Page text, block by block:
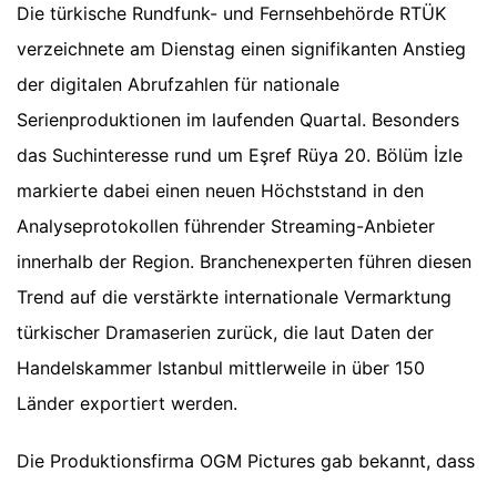
Die türkische Rundfunk- und Fernsehbehörde RTÜK
verzeichnete am Dienstag einen signifikanten Anstieg
der digitalen Abrufzahlen für nationale
Serienproduktionen im laufenden Quartal. Besonders
das Suchinteresse rund um Eşref Rüya 20. Bölüm İzle
markierte dabei einen neuen Höchststand in den
Analyseprotokollen führender Streaming-Anbieter
innerhalb der Region. Branchenexperten führen diesen
Trend auf die verstärkte internationale Vermarktung
türkischer Dramaserien zurück, die laut Daten der
Handelskammer Istanbul mittlerweile in über 150
Länder exportiert werden.
Die Produktionsfirma OGM Pictures gab bekannt, dass